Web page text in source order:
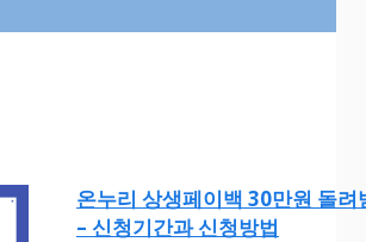
온누리 상생페이백 30만원 돌려
– 신청기간과 신청방법